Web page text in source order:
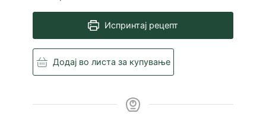
Испринтај рецепт
Додај во листа за купување